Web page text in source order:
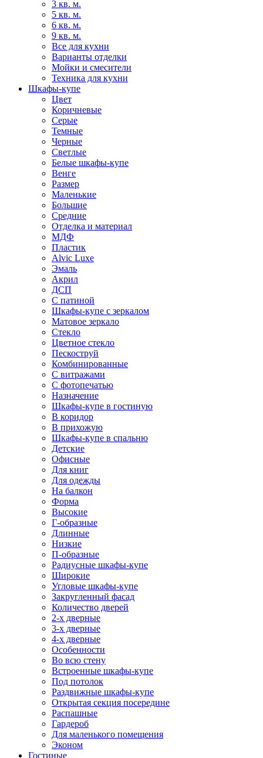
3 кв. м.
5 кв. м.
6 кв. м.
9 кв. м.
Все для кухни
Варианты отделки
Мойки и смесители
Техника для кухни
Шкафы-купе
Цвет
Коричневые
Серые
Темные
Черные
Светлые
Белые шкафы-купе
Венге
Размер
Маленькие
Большие
Средние
Отделка и материал
МДФ
Пластик
Alvic Luxe
Эмаль
Акрил
ДСП
С патиной
Шкафы-купе с зеркалом
Матовое зеркало
Стекло
Цветное стекло
Пескоструй
Комбинированные
С витражами
С фотопечатью
Назначение
Шкафы-купе в гостиную
В коридор
В прихожую
Шкафы-купе в спальню
Детские
Офисные
Для книг
Для одежды
На балкон
Форма
Высокие
Г-образные
Длинные
Низкие
П-образные
Радиусные шкафы-купе
Широкие
Угловые шкафы-купе
Закругленный фасад
Количество дверей
2-х дверные
3-х дверные
4-х дверные
Особенности
Во всю стену
Встроенные шкафы-купе
Под потолок
Раздвижные шкафы-купе
Открытая секция посередине
Распашные
Гардероб
Для маленького помещения
Эконом
Гостиные